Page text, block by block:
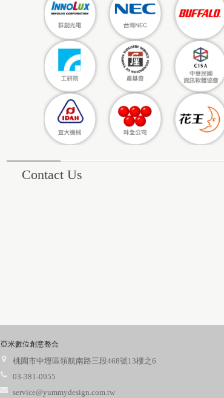
Contact Us
亞米數位創意整合
桃園市中壢區領航南路三段468號13樓之6
03-381-0955
service@yummydesign.com.tw